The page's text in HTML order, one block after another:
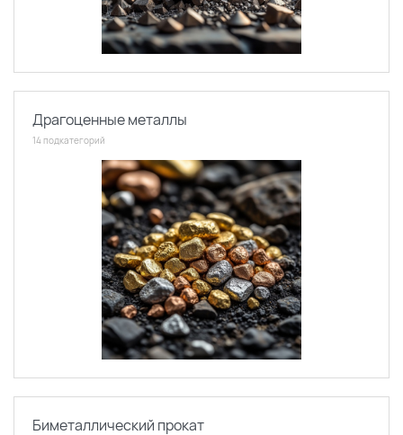
Драгоценные металлы
14 подкатегорий
Биметаллический прокат